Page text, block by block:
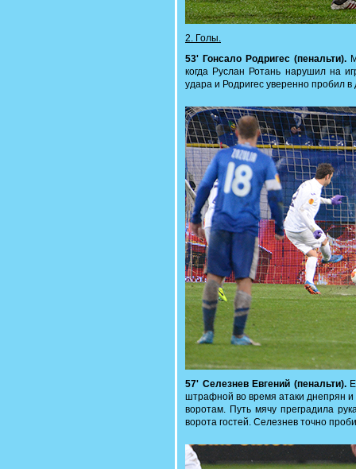
2. Голы.
53' Гонсало Родригес (пенальти).
когда Руслан Ротань нарушил на
удара и Родригес уверенно пробил в
57' Селезнев Евгений (пенальти).
штрафной во время атаки днепрян
воротам. Путь мячу преградила
ворота гостей. Селезнев точно